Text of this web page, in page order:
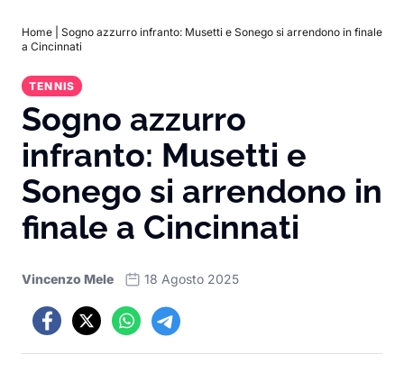
Home
Sogno azzurro infranto: Musetti e Sonego si arrendono in finale
a Cincinnati
TENNIS
Sogno azzurro
infranto: Musetti e
Sonego si arrendono in
finale a Cincinnati
Vincenzo Mele 18 Agosto 2025